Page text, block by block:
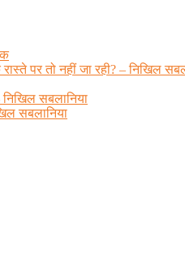
रास्ते पर तो नहीं जा रही? –
सबलानिया
सबलानिया